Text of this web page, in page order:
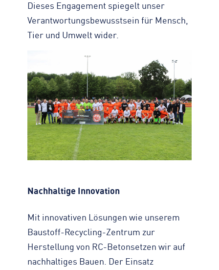
Dieses Engagement spiegelt unser
Verantwortungsbewusstsein für Mensch,
Tier und Umwelt wider.
Nachhaltige Innovation
Mit innovativen Lösungen wie unserem
Baustoff-Recycling-Zentrum zur
Herstellung von RC-Betonsetzen wir auf
nachhaltiges Bauen. Der Einsatz